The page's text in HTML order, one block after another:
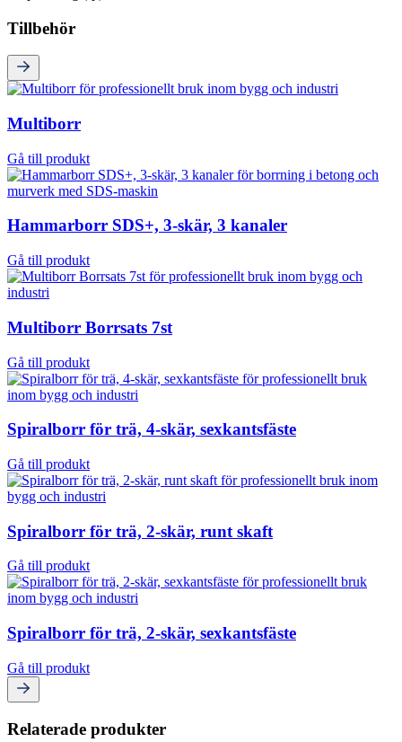
Tillbehör
Multiborr
Gå till produkt
Hammarborr SDS+, 3-skär, 3 kanaler
Gå till produkt
Multiborr Borrsats 7st
Gå till produkt
Spiralborr för trä, 4-skär, sexkantsfäste
Gå till produkt
Spiralborr för trä, 2-skär, runt skaft
Gå till produkt
Spiralborr för trä, 2-skär, sexkantsfäste
Gå till produkt
Relaterade produkter